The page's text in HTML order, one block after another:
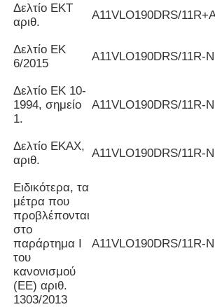
Δελτίο ΕΚΤ
αριθ.
Α11VLO190DRS/
Δελτίο ΕΚ
6/2015
Α11VLO190DRS/11R-
Δελτίο ΕΚ 10-
1994, σημείο
1.
Α11VLO190DRS/11R-
Δελτίο ΕΚΑΧ,
αριθ.
Α11VLO190DRS/11R-
Ειδικότερα, τα
μέτρα που
προβλέπονται
στο
παράρτημα I
του
κανονισμού
(ΕΕ) αριθ.
1303/2013
Α11VLO190DRS/11R-